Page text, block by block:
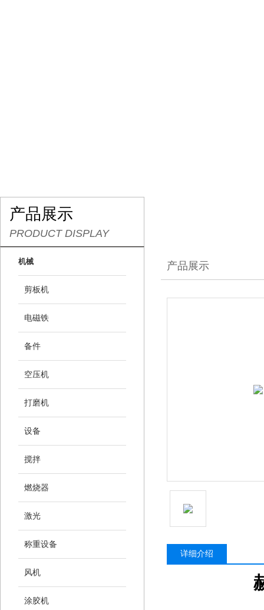
产品展示
PRODUCT DISPLAY
机械
剪板机
电磁铁
备件
空压机
打磨机
设备
搅拌
燃烧器
激光
称重设备
风机
涂胶机
产品展示
详细介绍